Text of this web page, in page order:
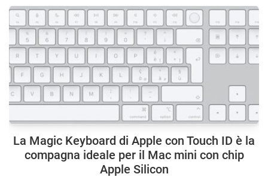
La Magic Keyboard di Apple con Touch ID è la
compagna ideale per il Mac mini con chip
Apple Silicon